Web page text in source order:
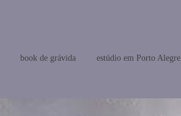
book de grávida estúdio em Porto Alegre